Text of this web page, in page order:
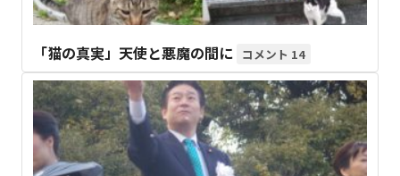
「猫の真実」天使と悪魔の間に 14